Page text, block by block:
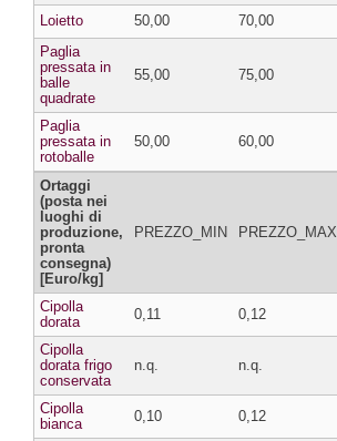
Loietto 50,00 70,00
Paglia
pressata in
balle
quadrate
55,00 75,00
Paglia
pressata in
rotoballe
50,00 60,00
Ortaggi
(posta nei
luoghi di
produzione,
pronta
consegna)
[Euro/kg]
PREZZO_MIN PREZZO_MAX
Cipolla
dorata
0,11 0,12
Cipolla
dorata frigo
conservata
n.q. n.q.
Cipolla
bianca
0,10 0,12